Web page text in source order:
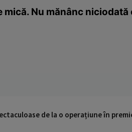
mică. Nu mănânc
de la o operațiune în